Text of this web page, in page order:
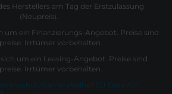
Herstellers am Tag der Erstzulassung
(Neupreis).
um ein Finanzierungs-Angebot. Preise sind
Irrtümer vorbehalten.
um ein Leasing-Angebot. Preise sind
Irrtümer vorbehalten.
Barrierefreiheit EU Data Act